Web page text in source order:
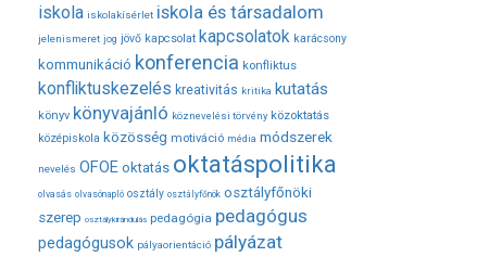
iskola iskolakísérlet iskola és társadalom
jelenismeret jog jövő kapcsolat kapcsolatok karácsony
kommunikáció konferencia konfliktus
konfliktuskezelés kreativitás kritika kutatás
könyv könyvajánló köznevelési törvény közoktatás
középiskola közösség motiváció média módszerek
nevelés OFOE oktatás oktatáspolitika
olvasás olvasónapló osztály osztályfőnök osztályfőnöki
szerep osztálykirándulás pedagógia pedagógus
pedagógusok pályaorientáció pályázat